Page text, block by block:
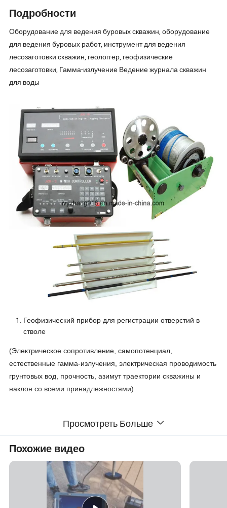
Подробности
Оборудование для ведения буровых скважин, оборудование
для ведения буровых работ, инструмент для ведения
лесозаготовки скважин, геологгер, геофизические
лесозаготовки, Гамма-излучение Ведение журнала скважин
для воды
Геофизический прибор для регистрации отверстий в
стволе
(Электрическое сопротивление, самопотенциал,
естественные гамма-излучения, электрическая проводимость
грунтовых вод, прочность, азимут траектории скважины и
наклон со всеми принадлежностями)
запись» чего-то. Поэтому, как известно, в скважине ведется
детальная регистрация (скважинная скважина) геологических
образований, проникаемых скважиной. Журнал может быть
основан либо на визуальном осмотре образцов, взятых на
Просмотреть Больше
Похожие видео